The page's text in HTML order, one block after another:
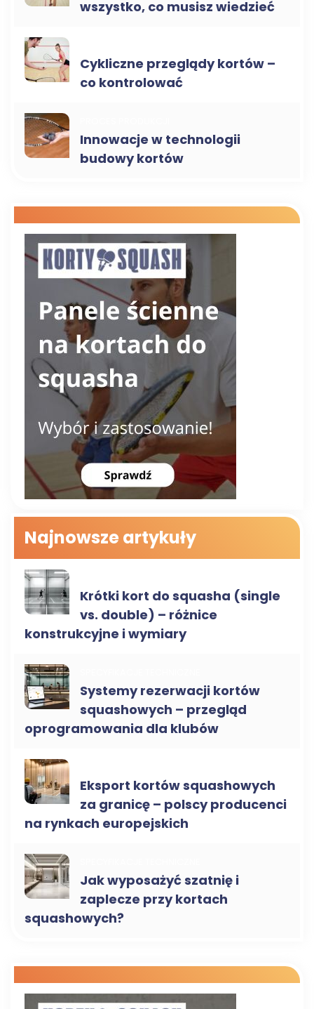
wszystko, co musisz wiedzieć
Cykliczne przeglądy kortów –
co kontrolować
Innowacje w technologii
budowy kortów
Najnowsze artykuły
Krótki kort do squasha (single
vs. double) – różnice
konstrukcyjne i wymiary
Systemy rezerwacji kortów
squashowych – przegląd
oprogramowania dla klubów
Eksport kortów squashowych
za granicę – polscy producenci
na rynkach europejskich
Jak wyposażyć szatnię i
zaplecze przy kortach
squashowych?